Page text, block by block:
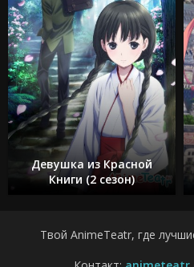
Девушка из Красной
Книги (2 сезон)
Твой AnimeTeatr, где